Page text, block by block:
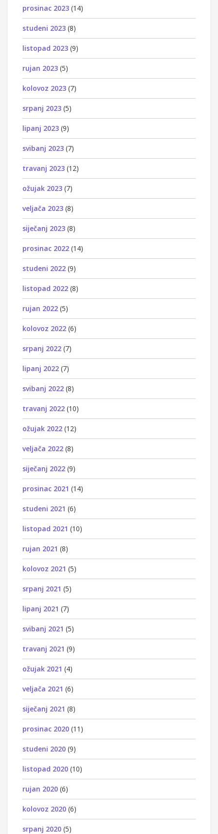
prosinac 2023 (14)
studeni 2023 (8)
listopad 2023 (9)
rujan 2023 (5)
kolovoz 2023 (7)
srpanj 2023 (5)
lipanj 2023 (9)
svibanj 2023 (7)
travanj 2023 (12)
ožujak 2023 (7)
veljača 2023 (8)
siječanj 2023 (8)
prosinac 2022 (14)
studeni 2022 (9)
listopad 2022 (8)
rujan 2022 (5)
kolovoz 2022 (6)
srpanj 2022 (7)
lipanj 2022 (7)
svibanj 2022 (8)
travanj 2022 (10)
ožujak 2022 (12)
veljača 2022 (8)
siječanj 2022 (9)
prosinac 2021 (14)
studeni 2021 (6)
listopad 2021 (10)
rujan 2021 (8)
kolovoz 2021 (5)
srpanj 2021 (5)
lipanj 2021 (7)
svibanj 2021 (5)
travanj 2021 (9)
ožujak 2021 (4)
veljača 2021 (6)
siječanj 2021 (8)
prosinac 2020 (11)
studeni 2020 (9)
listopad 2020 (10)
rujan 2020 (6)
kolovoz 2020 (6)
srpanj 2020 (5)